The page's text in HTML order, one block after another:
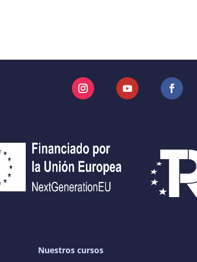
Instagram YouTube Facebook
Nuestros cursos